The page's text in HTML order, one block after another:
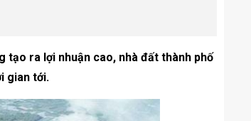
tạo ra lợi nhuận cao, nhà đất thành phố
gian tới.